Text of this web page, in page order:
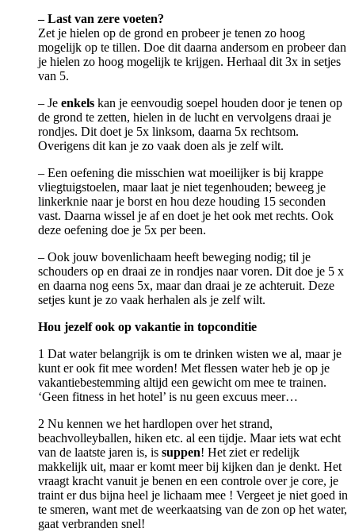
– Last van zere voeten?
Zet je hielen op de grond en probeer je tenen zo hoog
mogelijk op te tillen. Doe dit daarna andersom en probeer dan
je hielen zo hoog mogelijk te krijgen. Herhaal dit 3x in setjes
van 5.
– Je enkels kan je eenvoudig soepel houden door je tenen op
de grond te zetten, hielen in de lucht en vervolgens draai je
rondjes. Dit doet je 5x linksom, daarna 5x rechtsom.
Overigens dit kan je zo vaak doen als je zelf wilt.
– Een oefening die misschien wat moeilijker is bij krappe
vliegtuigstoelen, maar laat je niet tegenhouden; beweeg je
linkerknie naar je borst en hou deze houding 15 seconden
vast. Daarna wissel je af en doet je het ook met rechts. Ook
deze oefening doe je 5x per been.
– Ook jouw bovenlichaam heeft beweging nodig; til je
schouders op en draai ze in rondjes naar voren. Dit doe je 5 x
en daarna nog eens 5x, maar dan draai je ze achteruit. Deze
setjes kunt je zo vaak herhalen als je zelf wilt.
Hou jezelf ook op vakantie in topconditie
1 Dat water belangrijk is om te drinken wisten we al, maar je
kunt er ook fit mee worden! Met flessen water heb je op je
vakantiebestemming altijd een gewicht om mee te trainen.
‘Geen fitness in het hotel’ is nu geen excuus meer…
2 Nu kennen we het hardlopen over het strand,
beachvolleyballen, hiken etc. al een tijdje. Maar iets wat echt
van de laatste jaren is, is suppen! Het ziet er redelijk
makkelijk uit, maar er komt meer bij kijken dan je denkt. Het
vraagt kracht vanuit je benen en een controle over je core, je
traint er dus bijna heel je lichaam mee ! Vergeet je niet goed in
te smeren, want met de weerkaatsing van de zon op het water,
gaat verbranden snel!